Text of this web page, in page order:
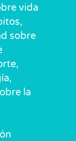
vida
sobre
la